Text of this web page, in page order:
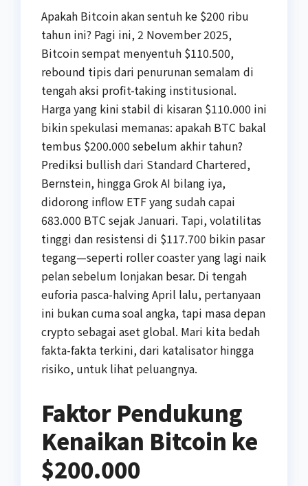
Apakah Bitcoin akan sentuh ke $200 ribu
tahun ini? Pagi ini, 2 November 2025,
Bitcoin sempat menyentuh $110.500,
rebound tipis dari penurunan semalam di
tengah aksi profit-taking institusional.
Harga yang kini stabil di kisaran $110.000 ini
bikin spekulasi memanas: apakah BTC bakal
tembus $200.000 sebelum akhir tahun?
Prediksi bullish dari Standard Chartered,
Bernstein, hingga Grok AI bilang iya,
didorong inflow ETF yang sudah capai
683.000 BTC sejak Januari. Tapi, volatilitas
tinggi dan resistensi di $117.700 bikin pasar
tegang—seperti roller coaster yang lagi naik
pelan sebelum lonjakan besar. Di tengah
euforia pasca-halving April lalu, pertanyaan
ini bukan cuma soal angka, tapi masa depan
crypto sebagai aset global. Mari kita bedah
fakta-fakta terkini, dari katalisator hingga
risiko, untuk lihat peluangnya.
Faktor Pendukung
Kenaikan Bitcoin ke
$200.000